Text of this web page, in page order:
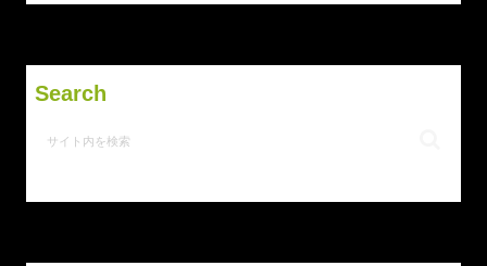
Search